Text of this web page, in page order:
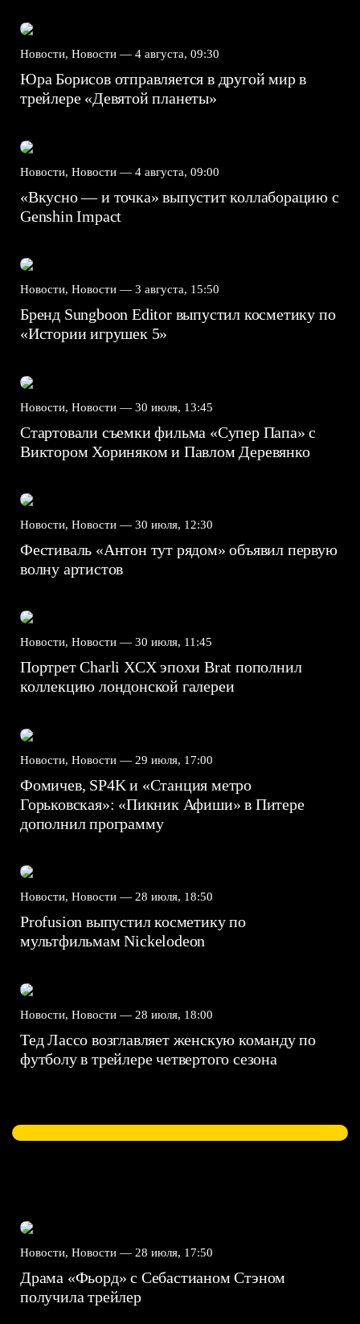
Новости, Новости — 4 августа, 09:30
Юра Борисов отправляется в другой мир в
трейлере «Девятой планеты»
Новости, Новости — 4 августа, 09:00
«Вкусно — и точка» выпустит коллаборацию с
Genshin Impact⁠⁠
Новости, Новости — 3 августа, 15:50
Бренд Sungboon Editor выпустил косметику по
«Истории игрушек 5»
Новости, Новости — 30 июля, 13:45
Стартовали съемки фильма «Супер Папа» с
Виктором Хориняком и Павлом Деревянко
Новости, Новости — 30 июля, 12:30
Фестиваль «Антон тут рядом» объявил первую
волну артистов
Новости, Новости — 30 июля, 11:45
Портрет Charli XCX эпохи Brat пополнил
коллекцию лондонской галереи
Новости, Новости — 29 июля, 17:00
Фомичев, SP4K и «Станция метро
Горьковская»: «Пикник Афиши» в Питере
дополнил программу
Новости, Новости — 28 июля, 18:50
Profusion выпустил косметику по
мультфильмам Nickelodeon
Новости, Новости — 28 июля, 18:00
Тед Лассо возглавляет женскую команду по
футболу в трейлере четвертого сезона
Новости, Новости — 28 июля, 17:50
Драма «Фьорд» с Себастианом Стэном
получила трейлер